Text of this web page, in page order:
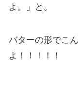
よ。」と。
バターの形でこ
よ！！！！！